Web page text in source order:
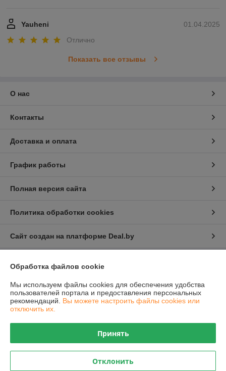
01.04.2025
Yauheni
Отлично
Показать все отзывы
О нас
Контакты
Доставка и оплата
График работы
Полная версия сайта
Политика обработки cookies
Сайт создан на платформе Deal.by
Информация для покупателя
Юридическое лицо:Общество с ограниченной ответственностью
"Проектатек"
220090,г .Минск., ул.Олешева д.1
комитет
Обработка файлов cookie
Мы используем файлы cookies для обеспечения удобства
пользователей портала и предоставления персональных
рекомендаций. Вы можете настроить файлы cookies или
отключить их.
Принять
Отклонить